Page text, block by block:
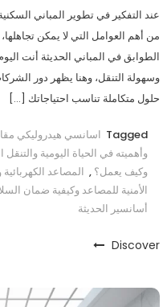
عند التفكير في تطوير المباني
من أهم العوامل التي لا يمكن
الطوابق في المباني الحديثة أنت
حلول متكاملة تناسب احتياجاتك […]
Tagged اسانسي هيدروليكي
وأهميته في الحياة اليومية والتنقل
وكيف يعمل؟ , المصاعد الكهربائية
الأمنية للمصاعد وكيفية ضمان
أسانسير الحديثة
Discover